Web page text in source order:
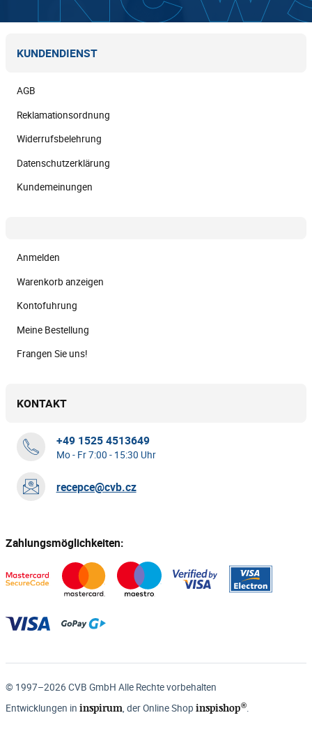
KUNDENDIENST
AGB
Reklamationsordnung
Widerrufsbelehrung
Datenschutzerklärung
Kundemeinungen
Anmelden
Warenkorb anzeigen
Kontofuhrung
Meine Bestellung
Frangen Sie uns!
KONTAKT
+49 1525 4513649
Mo - Fr 7:00 - 15:30 Uhr
recepce@cvb.cz
Zahlungsmöglichkeiten:
© 1997–2026 CVB GmbH Alle Rechte vorbehalten
Entwicklungen in inspirum, der Online Shop inspishop®.